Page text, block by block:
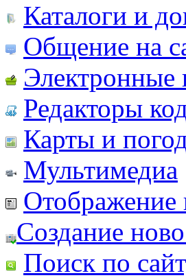
Каталоги и
Общение на
Электронные
Редакторы
Карты и
Мультимедиа
Отображение
Создание
Поиск по